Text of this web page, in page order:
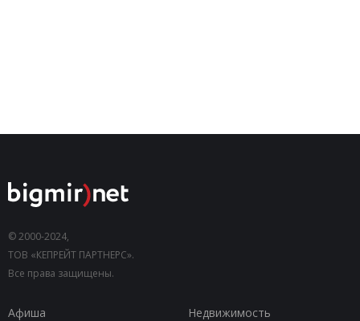
© 2000-2024,
ТОВ «КЕПРЕЙТ ПАРТНЕРС».
Все права защищены.
Афиша
Недвижимость